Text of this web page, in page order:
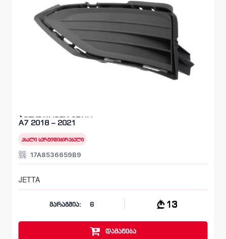
VOLKSWAGEN JETTA
A7 2018 – 2021
ახალი სერტიფიცირებული
17A8536659B9
JETTA
მარაგშია: 6 13
დამატება